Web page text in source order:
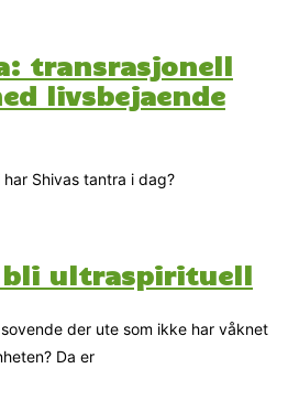
transrasjonell
livsbejaende
Shivas tantra i dag?
bli ultraspirituell
der ute som ikke har våknet
Da er